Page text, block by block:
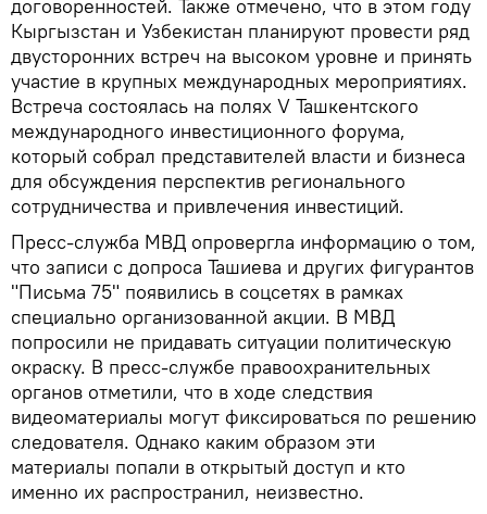
договоренностей. Также отмечено, что в этом году
Кыргызстан и Узбекистан планируют провести ряд
двусторонних встреч на высоком уровне и принять
участие в крупных международных мероприятиях.
Встреча состоялась на полях V Ташкентского
международного инвестиционного форума,
который собрал представителей власти и бизнеса
для обсуждения перспектив регионального
сотрудничества и привлечения инвестиций.
Пресс-служба МВД опровергла информацию о том,
что записи с допроса Ташиева и других фигурантов
"Письма 75" появились в соцсетях в рамках
специально организованной акции. В МВД
попросили не придавать ситуации политическую
окраску. В пресс-службе правоохранительных
органов отметили, что в ходе следствия
видеоматериалы могут фиксироваться по решению
следователя. Однако каким образом эти
материалы попали в открытый доступ и кто
именно их распространил, неизвестно.